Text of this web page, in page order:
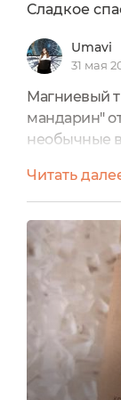
Сладкое
Umavi
31 мая
Магниевый
мандарин"
необычные
сочетает в
уход за
достояно
Для
нажать на
возникли
Читать